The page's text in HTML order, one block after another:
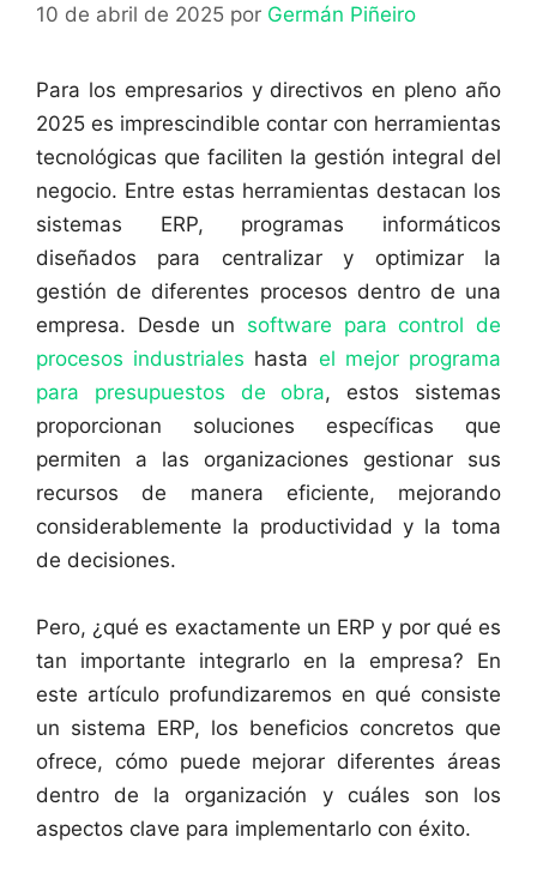
10 de abril de 2025 por Germán Piñeiro
Para los empresarios y directivos en pleno año
2025 es imprescindible contar con herramientas
tecnológicas que faciliten la gestión integral del
negocio. Entre estas herramientas destacan los
sistemas ERP, programas informáticos
diseñados para centralizar y optimizar la
gestión de diferentes procesos dentro de una
empresa. Desde un software para control de
procesos industriales hasta el mejor programa
para presupuestos de obra, estos sistemas
proporcionan soluciones específicas que
permiten a las organizaciones gestionar sus
recursos de manera eficiente, mejorando
considerablemente la productividad y la toma
de decisiones.
Pero, ¿qué es exactamente un ERP y por qué es
tan importante integrarlo en la empresa? En
este artículo profundizaremos en qué consiste
un sistema ERP, los beneficios concretos que
ofrece, cómo puede mejorar diferentes áreas
dentro de la organización y cuáles son los
aspectos clave para implementarlo con éxito.